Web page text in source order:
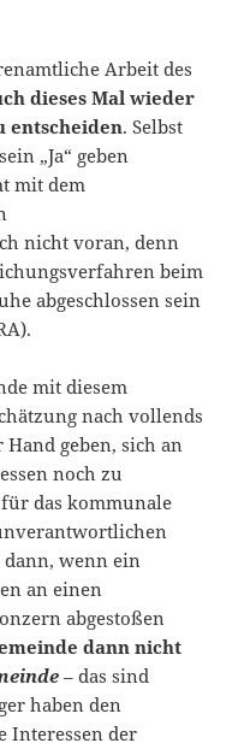
Arbeit des
dieses Mal wieder
entscheiden. Selbst
„Ja“ geben
mit dem
nicht voran, denn
beim
abgeschlossen sein
mit diesem
nach vollends
geben, sich an
noch zu
das kommunale
wenn ein
an einen
abgestoßen
dann nicht
– das sind
haben den
Interessen der